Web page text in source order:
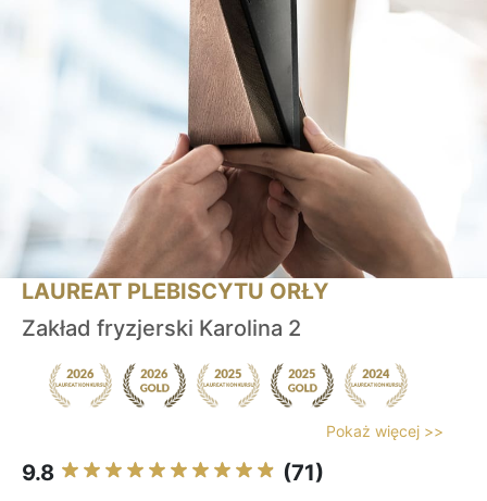
LAUREAT PLEBISCYTU ORŁY
Zakład fryzjerski Karolina 2
Pokaż więcej >>
9.8 (71)